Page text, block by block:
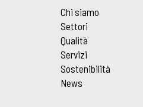
Chi siamo
Settori
Qualità
Servizi
Sostenibilità
News